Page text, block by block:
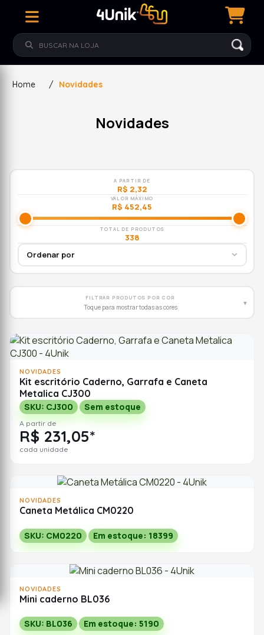
Home / Novidades
Novidades
A PARTIR DE
R$ 2,32
VALOR MÁXIMO
R$ 452,45
TOTAL DE PRODUTOS
338
FILTRAR PRODUTOS POR COR
Toque para mostrar todas as cores ▾
NOVIDADES
Kit escritório Caderno, Garrafa e Caneta
Metalica CJ300
SKU: CJ300 Sem estoque
A partir de
R$ 231,05*
cada unidade
NOVIDADES
Caneta Metálica CM0220
SKU: CM0220 Em estoque: 18399
NOVIDADES
Mini caderno BL036
SKU: BL036 Em estoque: 5190